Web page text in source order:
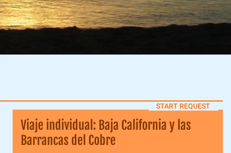
START REQUEST
Viaje individual: Baja California y las
Barrancas del Cobre